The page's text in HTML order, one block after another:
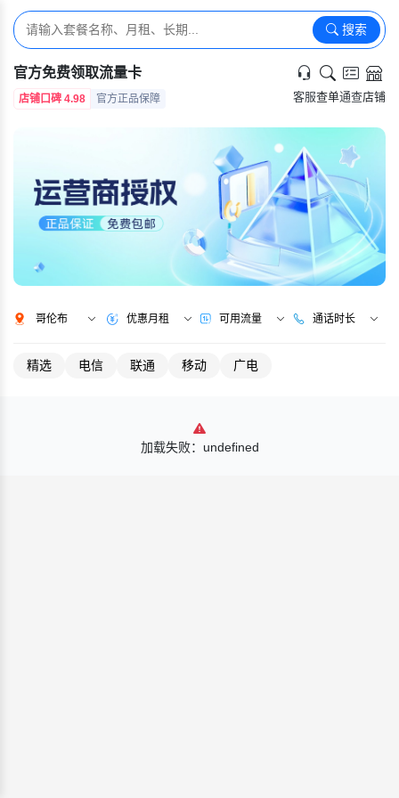
搜索
官方免费领取流量卡
店铺口碑 4.98 官方正品保障 客服查单通查店铺
哥伦布 优惠月租 可用流量 通话时长
精选 电信 联通 移动 广电
加载失败：undefined